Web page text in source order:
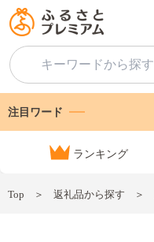
注目ワード
ランキング
Top 返礼品から探す